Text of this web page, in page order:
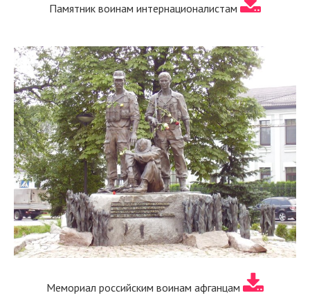
Памятник воинам интернационалистам
Мемориал российским воинам афганцам